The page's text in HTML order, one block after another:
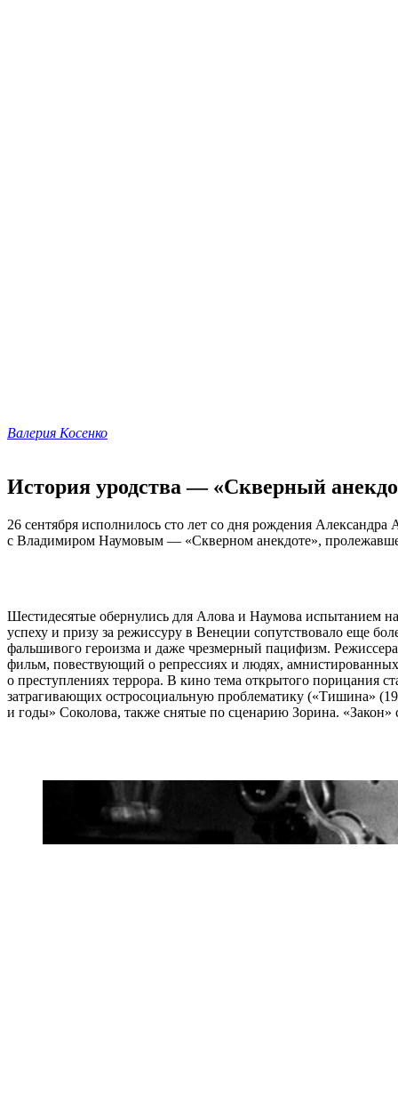
Валерия Косенко
История уродства — «Скверный
26 сентября исполнилось сто лет со дня рождения
с Владимиром Наумовым — «Скверном анекдоте»,
Шестидесятые обернулись для Алова и Наумова испытанием
успеху и призу за режиссуру в Венеции сопутствовало еще
фальшивого героизма и даже чрезмерный пацифизм.
фильм, повествующий о репрессиях и людях,
о преступлениях террора. В кино тема открытого порицания
затрагивающих остросоциальную проблематику («Тишина»
и годы» Соколова, также снятые по сценарию Зорина. «Закон»